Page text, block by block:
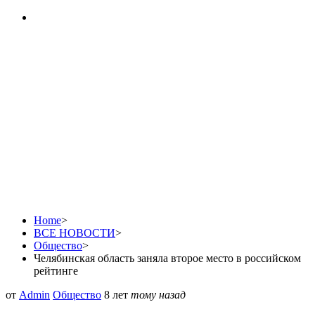
Home>
ВСЕ НОВОСТИ>
Общество>
Челябинская область заняла второе место в российском
рейтинге
от Admin Общество 8 лет тому назад